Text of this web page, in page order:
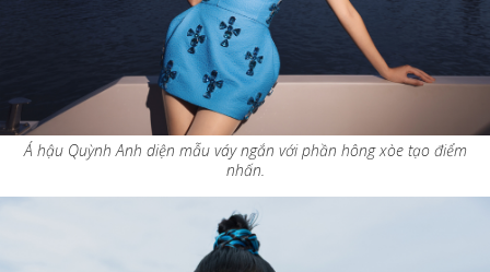
Á hậu Quỳnh Anh diện mẫu váy ngắn với phần hông xòe tạo điểm
nhấn.